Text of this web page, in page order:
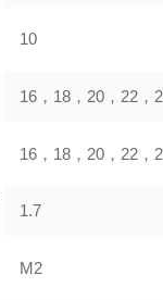
10
16，18，20，22，
16，18，20，22，
1.7
M2